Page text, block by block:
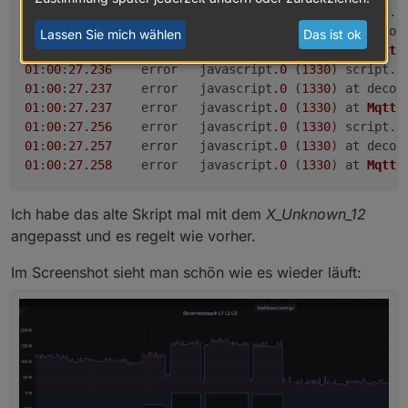
) script.
: 00:27.211 1330 ) at
01:00:27.211 (1330) at
01:00:27.236
	error	javascript
.0 (1330) script.
01 : 00: 27.237
	error	javascript
.0 (1330) at
01 : 00: 27.237
	error	javascript
.0 (1330) at
01 : 00: 27.256
	error	javascript
.0 (1330) script.
01 : 00: 27.257
	error	javascript
.0 (1330) at
01 : 00: 27.258
	error	javascript
.0 (1330) at
Ich habe das alte Skript mal mit dem X_Unknown_12
angepasst und es regelt wie vorher.
Im Screenshot sieht man schön wie es wieder läuft:
Lassen Sie mich wählen Das ist ok